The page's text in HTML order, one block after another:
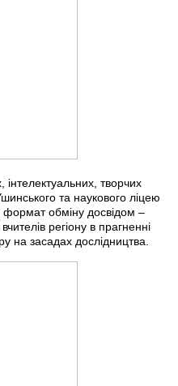
інтелектуальних, творчих
та наукового ліцею
обміну досвідом –
регіону в прагненні
на засадах дослідництва.